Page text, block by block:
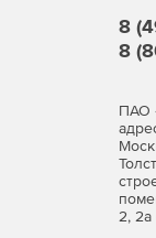
8
8
ПАО
2, 2а